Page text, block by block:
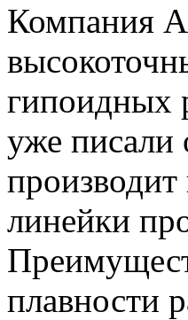
Компания
гипоидных
уже писали
линейки
плавности